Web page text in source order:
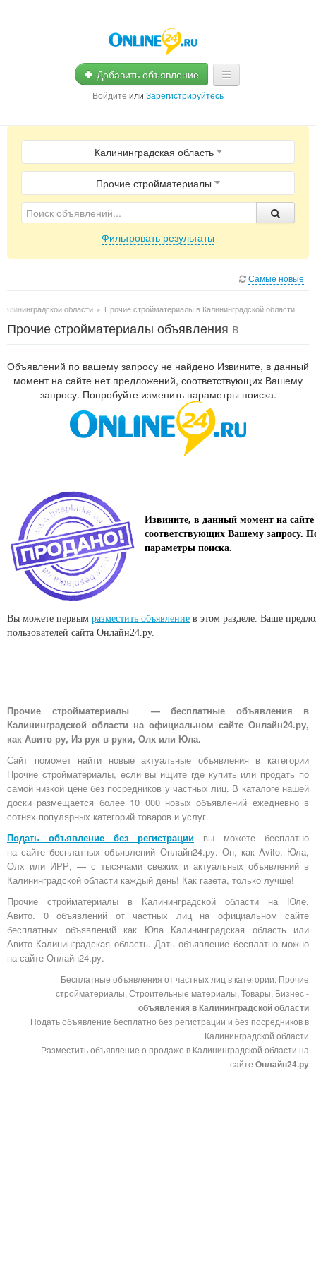
Добавить объявление
Войдите или Зарегистрируйтесь
Главная
Помощь
Услуги
Магазины
Калининградская область
Прочие стройматериалы
Фильтровать результаты
Самые новые
области ▸ Прочие стройматериалы в Калининградской области
Прочие стройматериалы объявления в
Объявлений по вашему запросу не найдено Извините, в данный
момент на сайте нет предложений, соответствующих Вашему
запросу. Попробуйте изменить параметры поиска.
Извините, в данный момент на сайте
соответствующих Вашему запросу.
параметры поиска.
Вы можете первым разместить объявление в этом разделе. Ваше
пользователей сайта Онлайн24.ру.
Прочие стройматериалы — бесплатные объявления в
Калининградской области на официальном сайте Онлайн24.ру,
как Авито ру, Из рук в руки, Олх или Юла.
Сайт поможет найти новые актуальные объявления в категории
Прочие стройматериалы, если вы ищите где купить или продать по
самой низкой цене без посредников у частных лиц. В каталоге нашей
доски размещается более 10 000 новых объявлений ежедневно в
сотнях популярных категорий товаров и услуг.
Подать объявление без регистрации вы можете бесплатно
насайте бесплатных объявлений Онлайн24.ру. Он, как Avito, Юла,
Олх или ИРР, — с тысячами свежих и актуальных объявлений в
Калининградской области каждый день! Как газета, только лучше!
Прочие стройматериалы в Калининградской области на Юле,
Авито. 0 объявлений от частных лиц на официальном сайте
бесплатных объявлений как Юла Калининградская область или
Авито Калининградская область. Дать объявление бесплатно можно
на сайте Онлайн24.ру.
Бесплатные объявления от частных лиц в категории: Прочие
стройматериалы, Строительные материалы, Товары, Бизнес -
объявления в Калининградской области
Подать объявление бесплатно без регистрации и без посредников в
Калининградской области
Разместить объявление о продаже в Калининградской области на
сайте Онлайн24.ру